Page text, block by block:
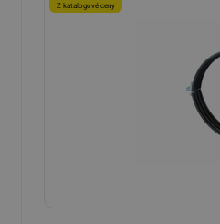
Z katalogové ceny